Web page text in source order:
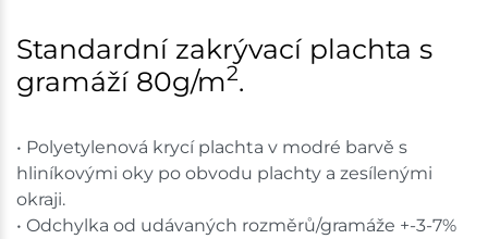
Mohelnice
Skladem na prodejně - doručení do 7 dnů
3 ks
Nové Město
Skladem na prodejně - doručení do 7 dnů
11 ks
Standardní zakrývací plachta s
gramáží 80g/m2.
• Polyetylenová krycí plachta v modré barvě s
hliníkovými oky po obvodu plachty a zesílenými
okraji.
• Odchylka od udávaných rozměrů/gramáže +-3-7%